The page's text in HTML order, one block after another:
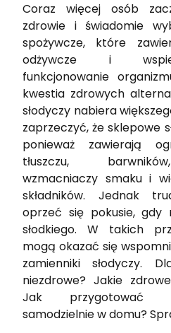
Coraz więcej osób
zdrowie i świadomie
spożywcze, które
odżywcze i
funkcjonowanie
kwestia zdrowych
słodyczy nabiera
zaprzeczyć, że sklepowe
ponieważ zawierają
tłuszczu,
wzmacniaczy smaku i
składników. Jednak
oprzeć się pokusie,
słodkiego. W takich
mogą okazać się
zamienniki słodyczy.
niezdrowe? Jakie
Jak przygotować
samodzielnie w domu?